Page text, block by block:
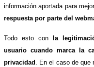
información aportada para
respuesta por parte del
Todo esto con
la
usuario cuando marca la
privacidad
. En el caso de